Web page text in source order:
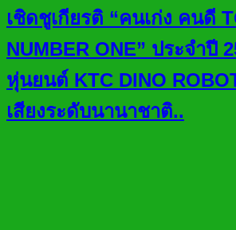
เชิดชูเกียรติ “คนเก่ง คนดี
NUMBER ONE” ประจำปี
หุ่นยนต์ KTC DINO
เสียงระดับนานาชาติ..